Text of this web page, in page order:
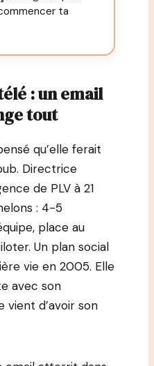
ta
: un email
tout
qu’elle ferait
Directrice
de PLV à 21
: 4-5
place au
Un plan social
vie en 2005. Elle
avec son
vient d’avoir son